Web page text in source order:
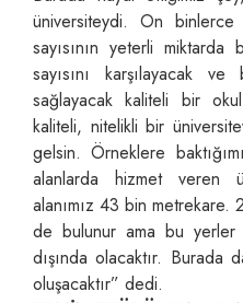
üniversiteydi. On
sayısının yeterli
sayısını karşılayacak
sağlayacak kaliteli bir
kaliteli, nitelikli bir
gelsin. Örneklere
alanlarda hizmet veren
alanımız 43 bin
de bulunur ama bu yerler
dışında olacaktır. Burada
oluşacaktır” dedi.